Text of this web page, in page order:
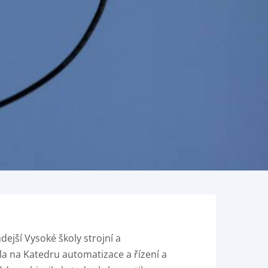
Vysoké školy strojní a
na Katedru automatizace a řízení a